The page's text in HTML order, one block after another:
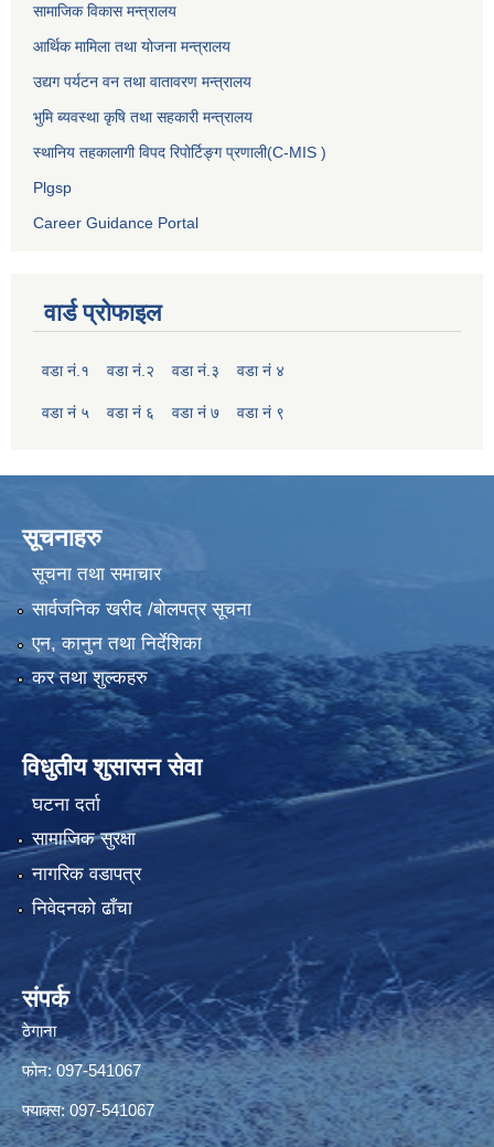
सामाजिक विकास मन्त्रालय
आर्थिक मामिला तथा योजना मन्त्रालय
उद्यग पर्यटन वन तथा वातावरण मन्त्रालय
भुमि ब्यवस्था कृषि तथा सहकारी मन्त्रालय
स्थानिय तहकालागी विपद रिपोर्टिङ्ग प्रणाली(C-MIS )
Plgsp
Career Guidance Portal
वार्ड प्रोफाइल
वडा नं.१ वडा नं.२ वडा नं.३ वडा नं ४
वडा नं ५ वडा नं ६ वडा नं ७ वडा नं ९
सूचनाहरु
सूचना तथा समाचार
सार्वजनिक खरीद /बोलपत्र सूचना
एन, कानुन तथा निर्देशिका
कर तथा शुल्कहरु
विधुतीय शुसासन सेवा
घटना दर्ता
सामाजिक सुरक्षा
नागरिक वडापत्र
निवेदनको ढाँचा
संपर्क
ठेगाना
फोन: 097-541067
फ्याक्स: 097-541067